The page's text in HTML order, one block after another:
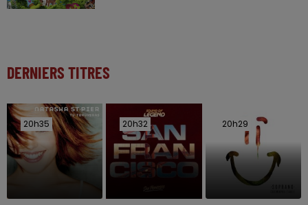
DERNIERS TITRES
20h35
20h35 20h32
20h32 20h29
20h29